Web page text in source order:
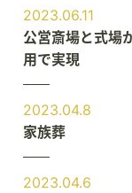
2023.06.11
公営斎場と式場
用で実現
2023.04.8
家族葬
2023.04.6